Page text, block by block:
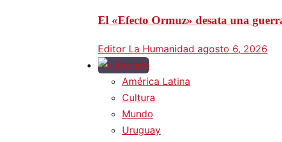
El «Efecto Ormuz» desata una
Editor La Humanidad agosto 6, 2026
América Latina
Cultura
Mundo
Uruguay